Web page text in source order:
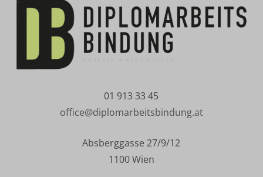
01 913 33 45
office@diplomarbeitsbindung.at
Absberggasse 27/9/12
1100 Wien